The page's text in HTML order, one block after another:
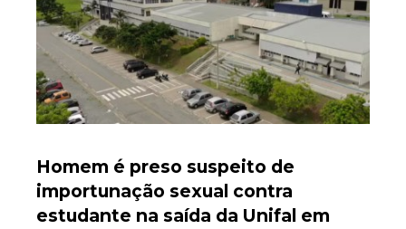
Homem é preso suspeito de
importunação sexual contra
estudante na saída da Unifal em